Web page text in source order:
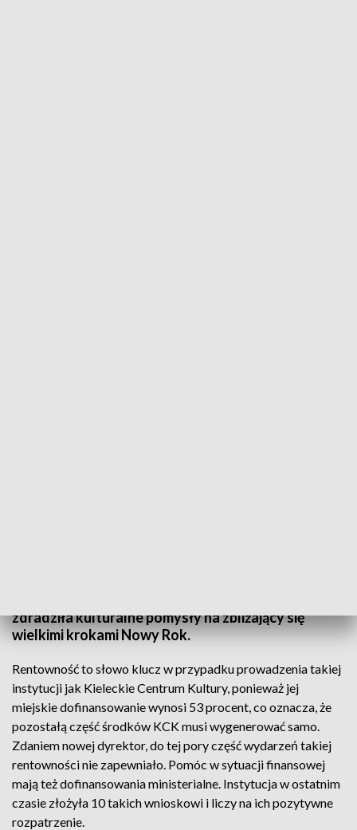
zdradziła kulturalne pomysły na zbliżający się
wielkimi krokami Nowy Rok.
Rentowność to słowo klucz w przypadku prowadzenia takiej
instytucji jak Kieleckie Centrum Kultury, ponieważ jej
miejskie dofinansowanie wynosi 53 procent, co oznacza, że
pozostałą część środków KCK musi wygenerować samo.
Zdaniem nowej dyrektor, do tej pory część wydarzeń takiej
rentowności nie zapewniało. Pomóc w sytuacji finansowej
mają też dofinansowania ministerialne. Instytucja w ostatnim
czasie złożyła 10 takich wnioskowi i liczy na ich pozytywne
rozpatrzenie.